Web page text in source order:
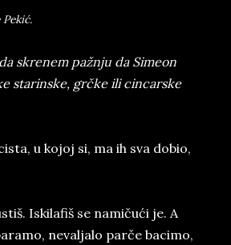
skrenem pažnju da Simeon
starinske, grčke ili cincarske
u kojoj si, ma ih sva dobio,
Iskilafiš se namičući je. A
nevaljalo parče bacimo,